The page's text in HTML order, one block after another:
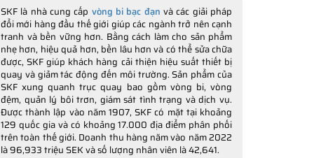
SKF là nhà cung cấp vòng bi bạc đạn và các giải pháp
đổi mới hàng đầu thế giới giúp các ngành trở nên cạnh
tranh và bền vững hơn. Bằng cách làm cho sản phẩm
nhẹ hơn, hiệu quả hơn, bền lâu hơn và có thể sửa chữa
được, SKF giúp khách hàng cải thiện hiệu suất thiết bị
quay và giảm tác động đến môi trường. Sản phẩm của
SKF xung quanh trục quay bao gồm vòng bi, vòng
đệm, quản lý bôi trơn, giám sát tình trạng và dịch vụ.
Được thành lập vào năm 1907, SKF có mặt tại khoảng
129 quốc gia và có khoảng 17.000 địa điểm phân phối
trên toàn thế giới. Doanh thu hàng năm vào năm 2022
là 96,933 triệu SEK và số lượng nhân viên là 42,641.